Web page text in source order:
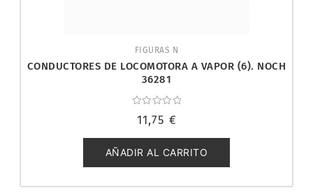
FIGURAS N
CONDUCTORES DE LOCOMOTORA A VAPOR (6). NOCH
36281
con
de
5
11,75 €
AÑADIR AL CARRITO